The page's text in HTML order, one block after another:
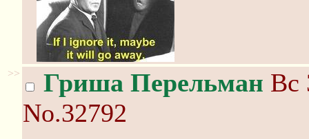
>> Гриша Перельман Вс
No.32792